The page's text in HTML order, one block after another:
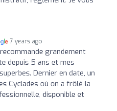
7 years ago
grandement
depuis 5 ans et mes
Dernier en date, un
Cyclades où on a frôlé la
disponible et